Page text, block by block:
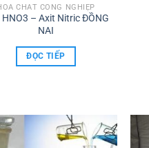
CHẤT CÔNG NGHIỆP
HNO3 – Axit Nitric ĐỒNG
NAI
ĐỌC TIẾP